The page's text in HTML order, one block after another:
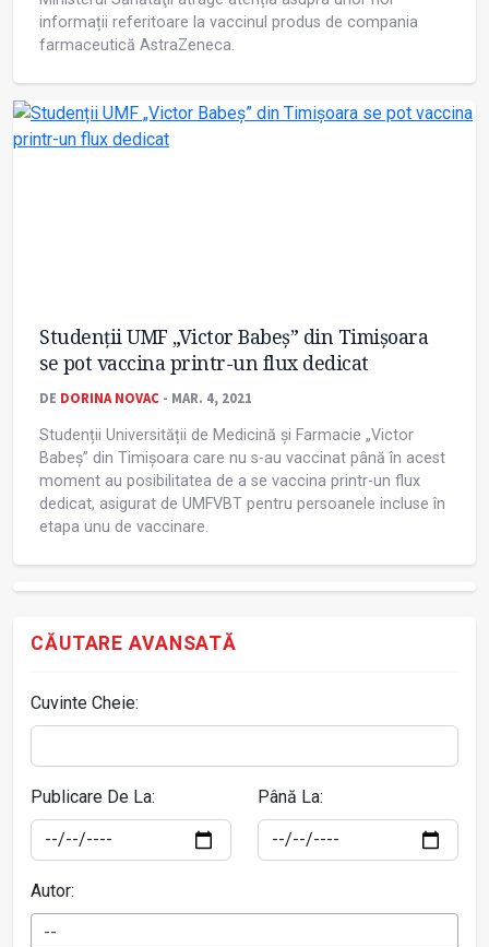
informații referitoare la vaccinul produs de compania
farmaceutică AstraZeneca.
Studenții UMF „Victor Babeș” din Timișoara
se pot vaccina printr-un flux dedicat
DE DORINA NOVAC - MAR. 4, 2021
Studenții Universității de Medicină și Farmacie „Victor
Babeș” din Timișoara care nu s-au vaccinat până în acest
moment au posibilitatea de a se vaccina printr-un flux
dedicat, asigurat de UMFVBT pentru persoanele incluse în
etapa unu de vaccinare.
CĂUTARE AVANSATĂ
Cuvinte Cheie:
Publicare De La: Până La:
Autor:
--